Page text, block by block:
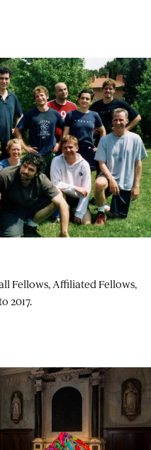
Fellows, Affiliated Fellows,
2017.